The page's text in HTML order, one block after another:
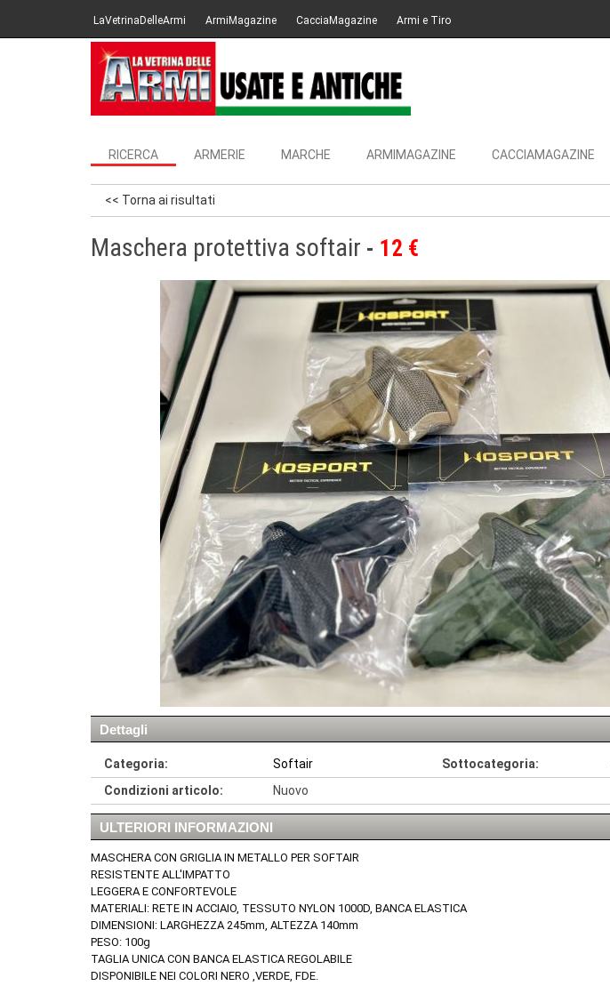
LaVetrinaDelleArmi ArmiMagazine CacciaMagazine Armi e Tiro
RICERCA ARMERIE MARCHE ARMIMAGAZINE CACCIAMAGAZINE
<< Torna ai risultati
Maschera protettiva softair 12 €
Dettagli
Categoria: Softair Sottocategoria:
Condizioni articolo:
Nuovo
ULTERIORI INFORMAZIONI
MASCHERA CON GRIGLIA IN METALLO PER SOFTAIR
RESISTENTE ALL'IMPATTO
LEGGERA E CONFORTEVOLE
MATERIALI: RETE IN ACCIAIO, TESSUTO NYLON 1000D, BANCA ELASTICA
DIMENSIONI: LARGHEZZA 245mm, ALTEZZA 140mm
PESO: 100g
TAGLIA UNICA CON BANCA ELASTICA REGOLABILE
DISPONIBILE NEI COLORI NERO ,VERDE, FDE.